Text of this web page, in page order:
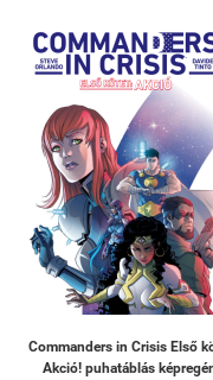
Commanders in Crisis Első
Akció! puhatáblás